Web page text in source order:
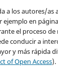
a los autores/as
en
el proceso de
conducir a
y más rápida
of Open Access).